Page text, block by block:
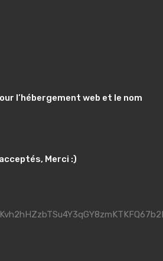
l’hébergement web et le nom
Merci :)